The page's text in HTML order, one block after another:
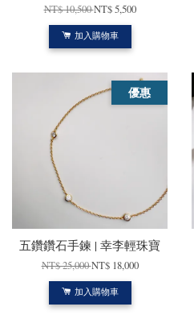
NT$ 10,500NT$ 5,500
加入購物車
優惠
五鑽鑽石手鍊 | 幸李輕珠寶
NT$ 25,000NT$ 18,000
加入購物車